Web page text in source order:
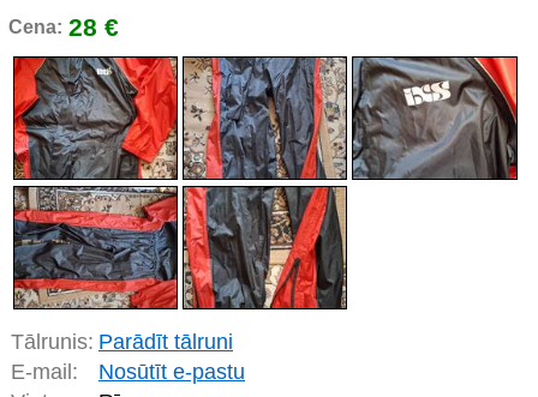
Cena: 28 €
Tālrunis: Parādīt tālruni
E-mail:
Nosūtīt e-pastu